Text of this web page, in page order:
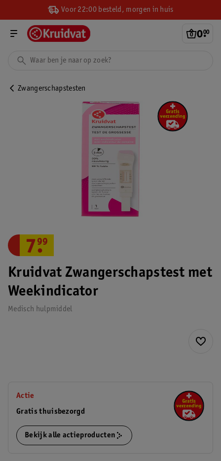
Voor 22:00 besteld, morgen in huis
0.
00
Zwangerschapstesten
Kruidvat Zwangerschapstest met
Weekindicator
Medisch hulpmiddel
7.
99
Actie
Gratis thuisbezorgd
Bekijk alle actieproducten